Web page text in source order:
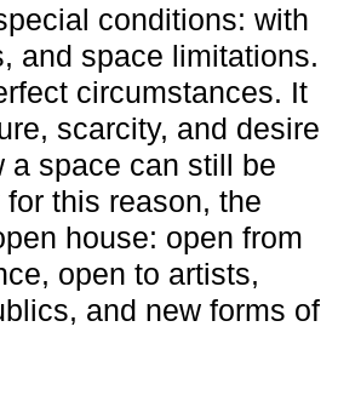
conditions: with
and space limitations.
circumstances. It
scarcity, and desire
space can still be
this reason, the
house: open from
open to artists,
and new forms of